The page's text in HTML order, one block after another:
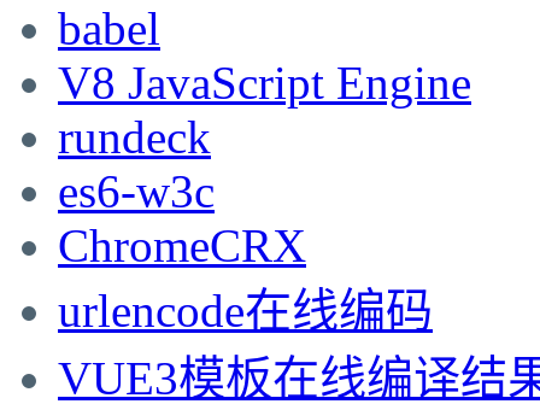
babel
V8 JavaScript Engine
rundeck
es6-w3c
ChromeCRX
urlencode在线编码
VUE3模板在线编译结